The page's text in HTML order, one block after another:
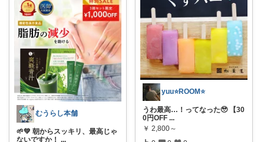
むうらし本舗
🌱💚 朝からスッキリ、最高じゃ
ないですか！ ...
yuu⭐️ROOM⭐️
うわ最高…！ってなった🥹 【30
0円OFF ...
￥ 2,800～